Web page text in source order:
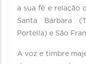
a sua fé e relação
Santa Bárbara
Portella) e São
A voz e timbre